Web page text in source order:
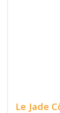
Le Jade